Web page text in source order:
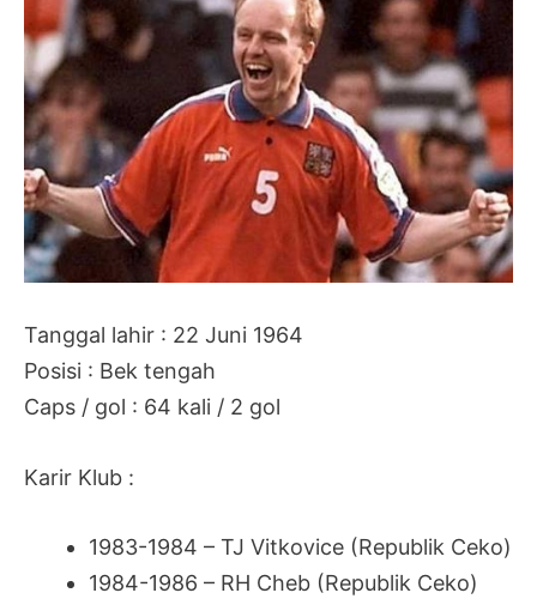
Tanggal lahir : 22 Juni 1964
Posisi : Bek tengah
Caps / gol : 64 kali / 2 gol
Karir Klub :
1983-1984 – TJ Vitkovice (Republik Ceko)
1984-1986 – RH Cheb (Republik Ceko)